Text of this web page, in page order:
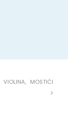
VIOLINA, MOSTIĆI